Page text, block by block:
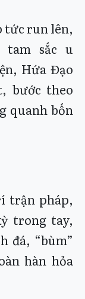
tức run lên,
tam sắc u
Hứa Đạo
bước theo
quanh bốn
trận pháp,
trong tay,
đá, “bùm”
hàn hỏa